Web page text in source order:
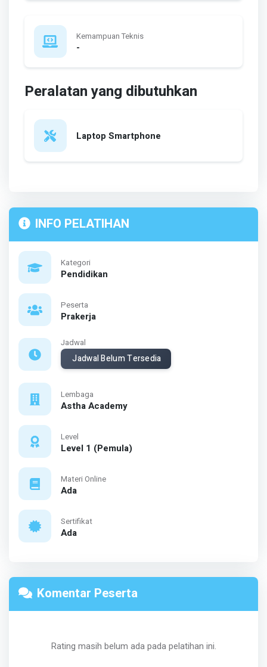
Kemampuan Teknis
-
Peralatan yang dibutuhkan
Laptop Smartphone
INFO PELATIHAN
Kategori
Pendidikan
Peserta
Prakerja
Jadwal
Jadwal Belum Tersedia
Lembaga
Astha Academy
Level
Level 1 (Pemula)
Materi Online
Ada
Sertifikat
Ada
Komentar Peserta
Rating masih belum ada pada pelatihan ini.